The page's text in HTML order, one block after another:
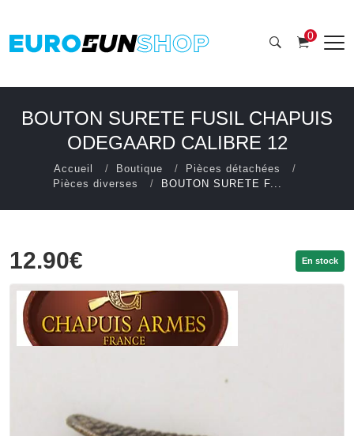
0
BOUTON SURETE FUSIL CHAPUIS
ODEGAARD CALIBRE 12
Accueil Boutique
Pièces détachées
Pièces diverses
BOUTON SURETE F...
12.90€ En stock